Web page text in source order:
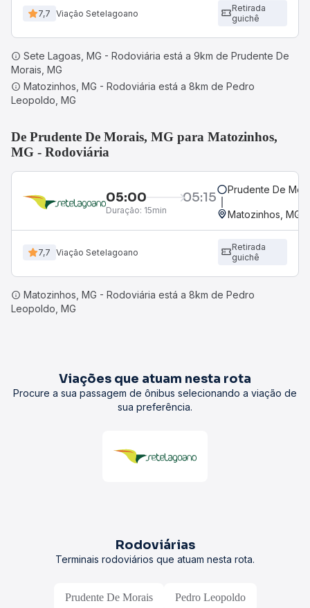
7,7 Viação Setelagoano
Retirada
guichê
Sete Lagoas, MG - Rodoviária está a 9km de Prudente De
Morais, MG
Matozinhos, MG - Rodoviária está a 8km de Pedro
Leopoldo, MG
De Prudente De Morais, MG para Matozinhos,
MG - Rodoviária
05:00 05:15
Duração: 15min
Prudente De
Matozinhos, MG
7,7 Viação Setelagoano
Retirada
guichê
Matozinhos, MG - Rodoviária está a 8km de Pedro
Leopoldo, MG
Viações que atuam nesta rota
Procure a sua passagem de ônibus selecionando a viação de
sua preferência.
Rodoviárias
Terminais rodoviários que atuam nesta rota.
Prudente De Morais Pedro Leopoldo